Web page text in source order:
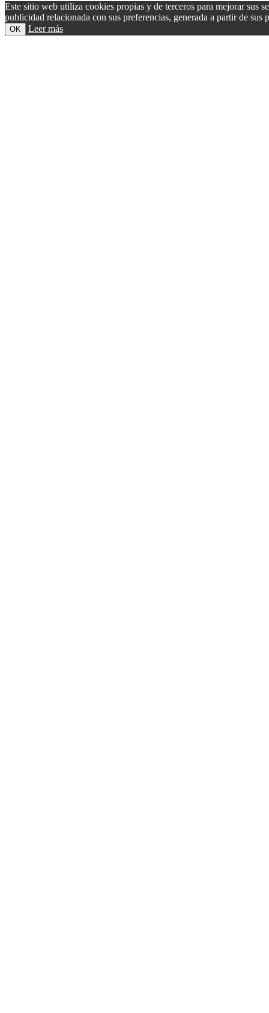
Este sitio web utiliza cookies propias y de terceros para mejorar sus
publicidad relacionada con sus preferencias, generada a partir de
OK Leer más